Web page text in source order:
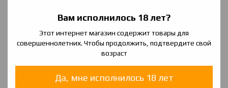
Вам исполнилось 18 лет?
Этот интернет магазин содержит товары для
совершеннолетних. Чтобы продолжить, подтвердите свой
возраст
Да, мне исполнилось 18 лет
Joyetech eVic VTC Mini with
TRON S. Starter Kit (Оригинал)
1 800 грн
Электронная сигарета
Joyetech eVic VTC Mini with
TRON S. Starter Kit (Оригинал)
1 550 грн 1 800 грн